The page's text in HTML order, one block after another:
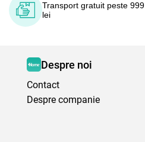
Transport gratuit peste 999
lei
Despre noi
Contact
Despre companie